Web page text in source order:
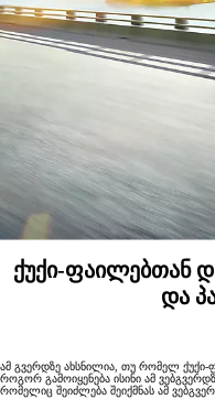
ქუქი-ფაილებთან
და
ამ გვერდზე ახსნილია, თუ რომელ ქუქი-
როგორ გამოიყენება ისინი ამ
რომელიც შეიძლება შეიქმნას ამ